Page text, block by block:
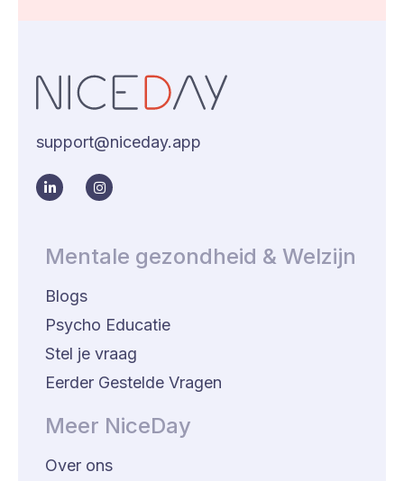
support@niceday.app
Mentale gezondheid & Welzijn
Blogs
Psycho Educatie
Stel je vraag
Eerder Gestelde Vragen
Meer NiceDay
Over ons